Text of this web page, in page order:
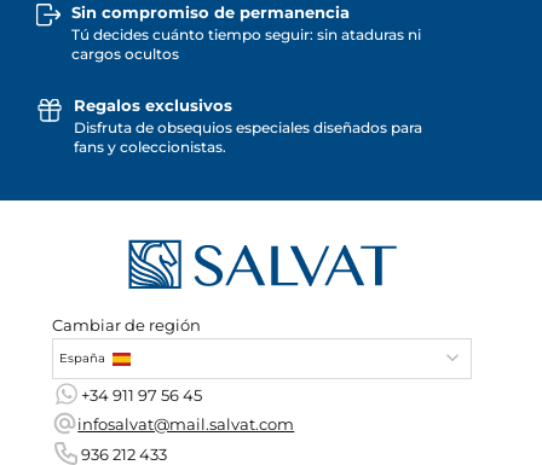
Sin compromiso de permanencia
Tú decides cuánto tiempo seguir: sin ataduras ni
cargos ocultos
Regalos exclusivos
Disfruta de obsequios especiales diseñados para
fans y coleccionistas.
Cambiar de región
España
+34 911 97 56 45
infosalvat@mail.salvat.com
936 212 433